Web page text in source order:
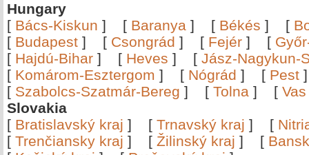
Hungary
[ Bács-Kiskun ] [ Baranya ] [ Békés ] [
[ Budapest ] [ Csongrád ] [ Fejér ] [
[ Hajdú-Bihar ] [ Heves ] [ Jász-Nagykun-
[ Komárom-Esztergom ] [ Nógrád ] [ Pest
[ Szabolcs-Szatmár-Bereg ] [ Tolna ] [ Vas
Slovakia
[ Bratislavský kraj ] [ Trnavský kraj ] [
[ Trenčiansky kraj ] [ Žilinský kraj ] [